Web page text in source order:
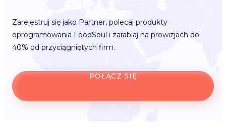
Zarejestruj się jako Partner, polecaj produkty
oprogramowania FoodSoul i zarabiaj na prowizjach do
40% od przyciągniętych firm.
POŁĄCZ SIĘ